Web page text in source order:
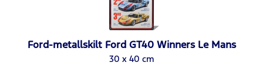
Ford-metallskilt Ford GT40 Winners Le Mans
30 x 40 cm